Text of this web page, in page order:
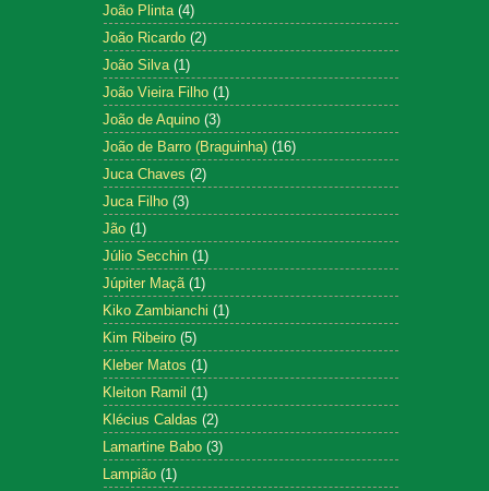
João Plinta (4)
João Ricardo (2)
João Silva (1)
João Vieira Filho (1)
João de Aquino (3)
João de Barro (Braguinha) (16)
Juca Chaves (2)
Juca Filho (3)
Jão (1)
Júlio Secchin (1)
Júpiter Maçã (1)
Kiko Zambianchi (1)
Kim Ribeiro (5)
Kleber Matos (1)
Kleiton Ramil (1)
Klécius Caldas (2)
Lamartine Babo (3)
Lampião (1)